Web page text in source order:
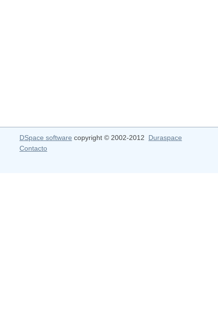
DSpace software copyright © 2002-2012 Duraspace
Contacto